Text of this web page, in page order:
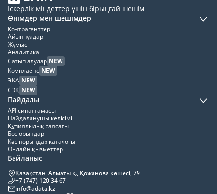
Іскерлік міндеттер үшін бірыңғай шешім
Өнімдер мен шешімдер
Контрагенттер
Айыппұлдар
Жұмыс
Аналитика
Сатып алулар NEW
Комплаенс NEW
ЭҚА NEW
СЭҚ NEW
Пайдалы
API сипаттамасы
Пайдаланушы келісімі
Құпиялылық саясаты
Бос орындар
Кәсіпорындар каталогы
Онлайн қызметтер
Байланыс
Қазақстан, Алматы қ., Қожанова көшесі, 79
+7 (747) 120 34 67
info@adata.kz